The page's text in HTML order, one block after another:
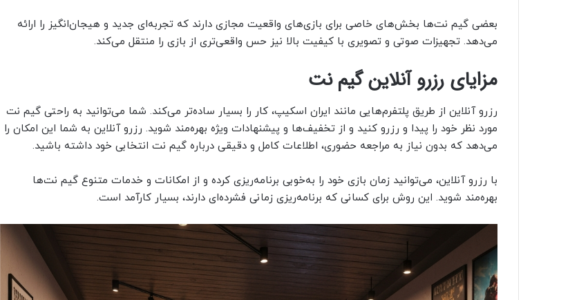
بعضی گیم نت‌ها بخش‌های خاصی برای بازی‌های واقعیت مجازی دارند که تجربه‌ای جدید و هیجان‌انگیز را ارائه
می‌دهد. تجهیزات صوتی و تصویری با کیفیت بالا نیز حس واقعی‌تری از بازی را منتقل می‌کند.
مزایای رزرو آنلاین گیم نت
رزرو آنلاین از طریق پلتفرم‌هایی مانند ایران اسکیپ، کار را بسیار ساده‌تر می‌کند. شما می‌توانید به راحتی گیم نت
مورد نظر خود را پیدا و رزرو کنید و از تخفیف‌ها و پیشنهادات ویژه بهره‌مند شوید. رزرو آنلاین به شما این امکان را
می‌دهد که بدون نیاز به مراجعه حضوری، اطلاعات کامل و دقیقی درباره گیم نت انتخابی خود داشته باشید.
با رزرو آنلاین، می‌توانید زمان بازی خود را به‌خوبی برنامه‌ریزی کرده و از امکانات و خدمات متنوع گیم نت‌ها
بهره‌مند شوید. این روش برای کسانی که برنامه‌ریزی زمانی فشرده‌ای دارند، بسیار کارآمد است.